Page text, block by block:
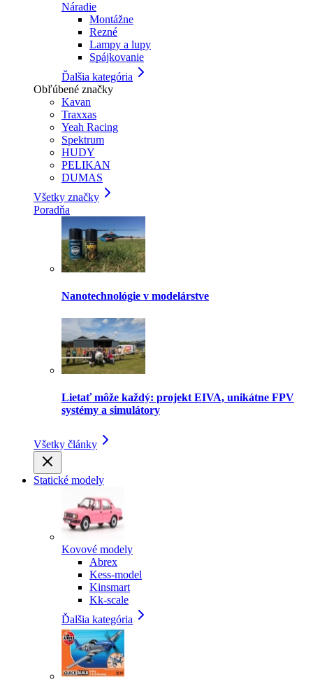
Náradie
Montážne
Rezné
Lampy a lupy
Spájkovanie
Ďalšia kategória
Obľúbené značky
Kavan
Traxxas
Yeah Racing
Spektrum
HUDY
PELIKAN
DUMAS
Všetky značky
Poradňa
Nanotechnológie v modelárstve
Lietať môže každý: projekt EIVA, unikátne FPV
systémy a simulátory
Všetky články
Statické modely
Kovové modely
Abrex
Kess-model
Kinsmart
Kk-scale
Ďalšia kategória